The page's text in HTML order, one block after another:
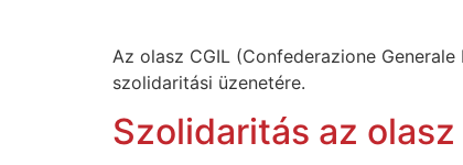
Az olasz CGIL (Confederazione
szolidaritási üzenetére.
Szolidaritás az